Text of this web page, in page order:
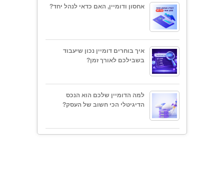
אחסון ודומיין, האם כדאי לנהל יחד?
איך בוחרים דומיין נכון שיעבוד
בשבילכם לאורך זמן?
למה הדומיין שלכם הוא הנכס
הדיגיטלי הכי חשוב של העסק?